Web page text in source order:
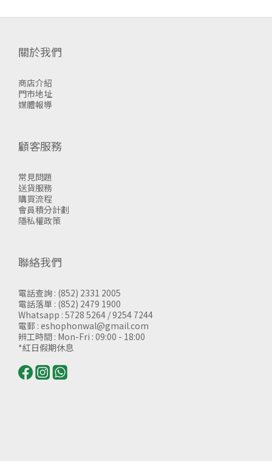
關於我們
商店介紹
門市地址
媒體報導
顧客服務
常見問題
送貨服務
購買流程
會員積分計劃
隱私權政策
聯絡我們
電話查詢 : (852) 2331 2005
電話落單 : (852) 2479 1900
Whatsapp : 5728 5264 / 9254 7244
電郵 : eshophonwal@gmail.com
辨工時間 : Mon-Fri : 09:00 - 18:00
*紅日假期休息